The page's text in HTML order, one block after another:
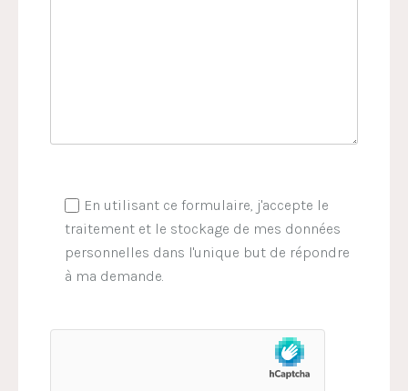
En utilisant ce formulaire, j'accepte le
traitement et le stockage de mes données
personnelles dans l'unique but de répondre
à ma demande.